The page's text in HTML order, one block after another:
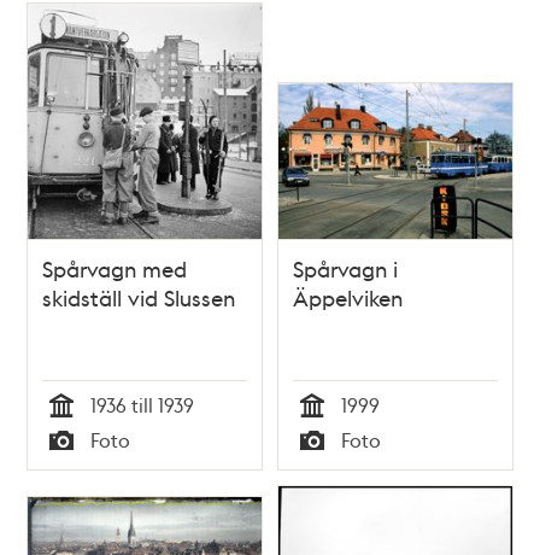
Spårvagn med
skidställ vid Slussen
Tid
1936 till 1939
Typ
Foto
Spårvagn i
Äppelviken
Tid
1999
Typ
Foto